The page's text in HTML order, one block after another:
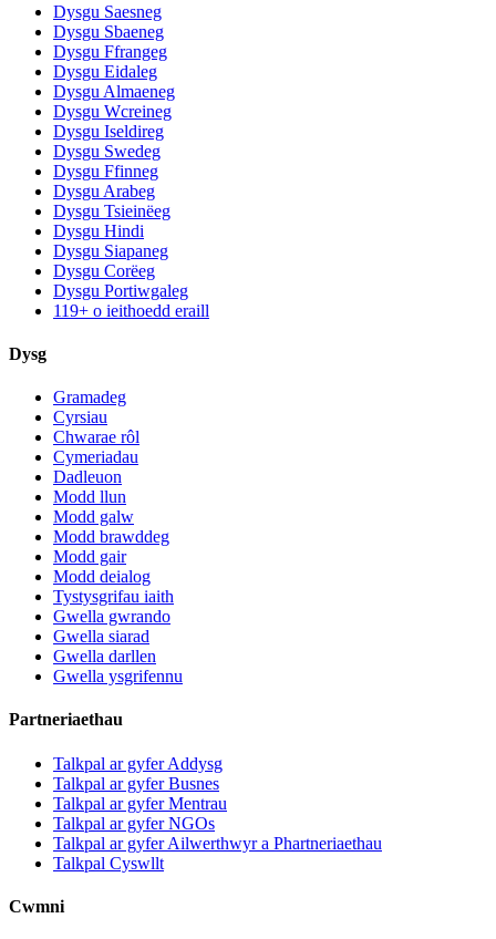
Dysgu Saesneg
Dysgu Sbaeneg
Dysgu Ffrangeg
Dysgu Eidaleg
Dysgu Almaeneg
Dysgu Wcreineg
Dysgu Iseldireg
Dysgu Swedeg
Dysgu Ffinneg
Dysgu Arabeg
Dysgu Tsieinëeg
Dysgu Hindi
Dysgu Siapaneg
Dysgu Corëeg
Dysgu Portiwgaleg
119+ o ieithoedd eraill
Dysg
Gramadeg
Cyrsiau
Chwarae rôl
Cymeriadau
Dadleuon
Modd llun
Modd galw
Modd brawddeg
Modd gair
Modd deialog
Tystysgrifau iaith
Gwella gwrando
Gwella siarad
Gwella darllen
Gwella ysgrifennu
Partneriaethau
Talkpal ar gyfer Addysg
Talkpal ar gyfer Busnes
Talkpal ar gyfer Mentrau
Talkpal ar gyfer NGOs
Talkpal ar gyfer Ailwerthwyr a Phartneriaethau
Talkpal Cyswllt
Cwmni